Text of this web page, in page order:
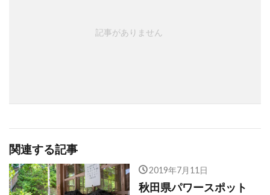
記事がありません
関連する記事
2019年7月11日
秋田県パワースポット